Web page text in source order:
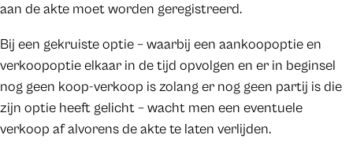
aan de akte moet worden geregistreerd.
Bij een gekruiste optie – waarbij een aankoopoptie en
verkoopoptie elkaar in de tijd opvolgen en er in beginsel
nog geen koop-verkoop is zolang er nog geen partij is die
zijn optie heeft gelicht – wacht men een eventuele
verkoop af alvorens de akte te laten verlijden.